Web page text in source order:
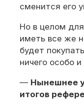
сменится его
Но в целом
иметь все же
будет
ничего особо
— Нынешнее
итогов